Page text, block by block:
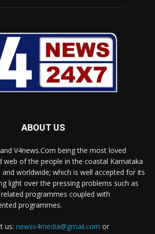
ABOUT US
V4news.Com being the most loved
web of the people in the coastal Karnataka
worldwide; which is well accepted for its
light over the pressing problems such as
programmes coupled with
programmes.
us: newsv4media@gmail.com or